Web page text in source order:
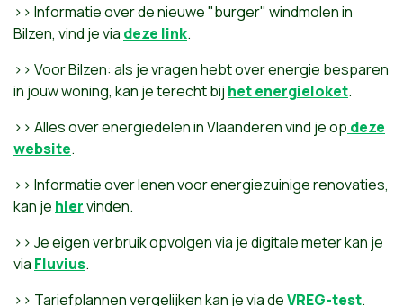
>> Informatie over de nieuwe "burger" windmolen in
Bilzen, vind je via deze link.
>> Voor Bilzen: als je vragen hebt over energie besparen
in jouw woning, kan je terecht bij het energieloket.
>> Alles over energiedelen in Vlaanderen vind je op deze
website.
>> Informatie over lenen voor energiezuinige renovaties,
kan je hiervinden.
>> Je eigen verbruik opvolgen via je digitale meter kan je
via Fluvius.
>> Tariefplannen vergelijken kan je via deVREG-test.